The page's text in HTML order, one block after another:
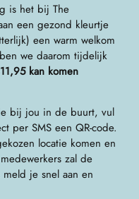
is het bij The
een gezond kleurtje
een warm welkom
we daarom tijdelijk
kan komen
bij jou in de buurt, vul
per SMS een QR-code.
locatie komen en
zal de
je snel aan en